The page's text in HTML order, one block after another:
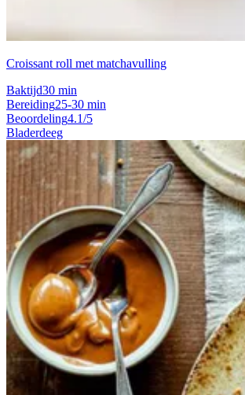
Croissant roll met matchavulling
Baktijd30 min
Bereiding25-30 min
Beoordeling4.1/5
Bladerdeeg